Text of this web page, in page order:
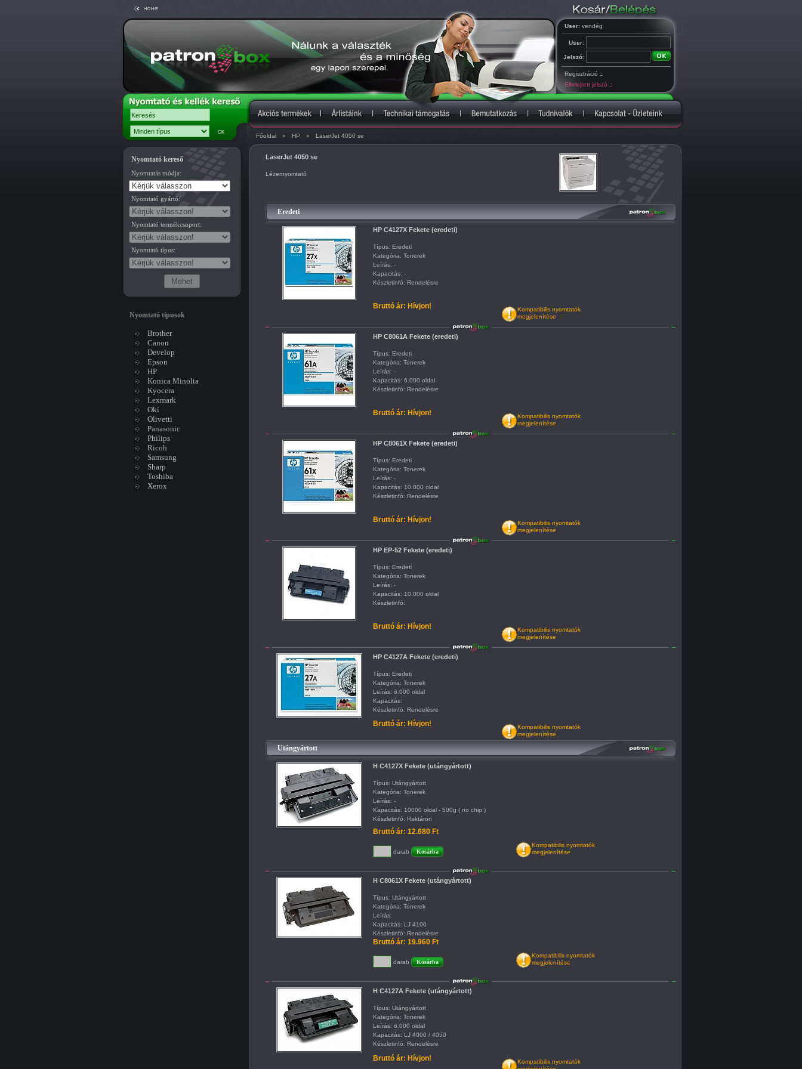
User: vendég
User:
Jelszó:
Regisztráció .:
Elfelejtett jelszó .:
Főoldal » HP » LaserJet 4050 se
Nyomtató kereső
Nyomtatás módja:
Nyomtató gyártó:
Nyomtató termékcsoport:
Nyomtató típus:
Nyomtató típusok
Brother
Canon
Develop
Epson
HP
Konica Minolta
Kyocera
Lexmark
Oki
Olivetti
Panasonic
Philips
Ricoh
Samsung
Sharp
Toshiba
Xerox
LaserJet 4050 se
Lézernyomtató
Eredeti
HP C4127X Fekete (eredeti)
Típus: Eredeti
Kategória: Tonerek
Leírás: -
Kapacitás: -
Készletinfó: Rendelésre
Bruttó ár: Hívjon!
Kompatibilis nyomtatók
megjelenítése
HP C8061A Fekete (eredeti)
Típus: Eredeti
Kategória: Tonerek
Leírás: -
Kapacitás: 6.000 oldal
Készletinfó: Rendelésre
Bruttó ár: Hívjon!
Kompatibilis nyomtatók
megjelenítése
HP C8061X Fekete (eredeti)
Típus: Eredeti
Kategória: Tonerek
Leírás: -
Kapacitás: 10.000 oldal
Készletinfó: Rendelésre
Bruttó ár: Hívjon!
Kompatibilis nyomtatók
megjelenítése
HP EP-52 Fekete (eredeti)
Típus: Eredeti
Kategória: Tonerek
Leírás: -
Kapacitás: 10.000 oldal
Készletinfó:
Bruttó ár: Hívjon!
Kompatibilis nyomtatók
megjelenítése
HP C4127A Fekete (eredeti)
Típus: Eredeti
Kategória: Tonerek
Leírás: 6.000 oldal
Kapacitás:
Készletinfó: Rendelésre
Bruttó ár: Hívjon!
Kompatibilis nyomtatók
megjelenítése
Utángyártott
H C4127X Fekete (utángyártott)
Típus: Utángyártott
Kategória: Tonerek
Leírás: -
Kapacitás: 10000 oldal - 500g ( no chip )
Készletinfó: Raktáron
Bruttó ár: 12.680 Ft
darab
Kompatibilis nyomtatók
megjelenítése
H C8061X Fekete (utángyártott)
Típus: Utángyártott
Kategória: Tonerek
Leírás:
Kapacitás: LJ 4100
Készletinfó: Rendelésre
Bruttó ár: 19.960 Ft
darab
Kompatibilis nyomtatók
megjelenítése
H C4127A Fekete (utángyártott)
Típus: Utángyártott
Kategória: Tonerek
Leírás: 6.000 oldal
Kapacitás: LJ 4000 / 4050
Készletinfó: Rendelésre
Bruttó ár: Hívjon!
Kompatibilis nyomtatók